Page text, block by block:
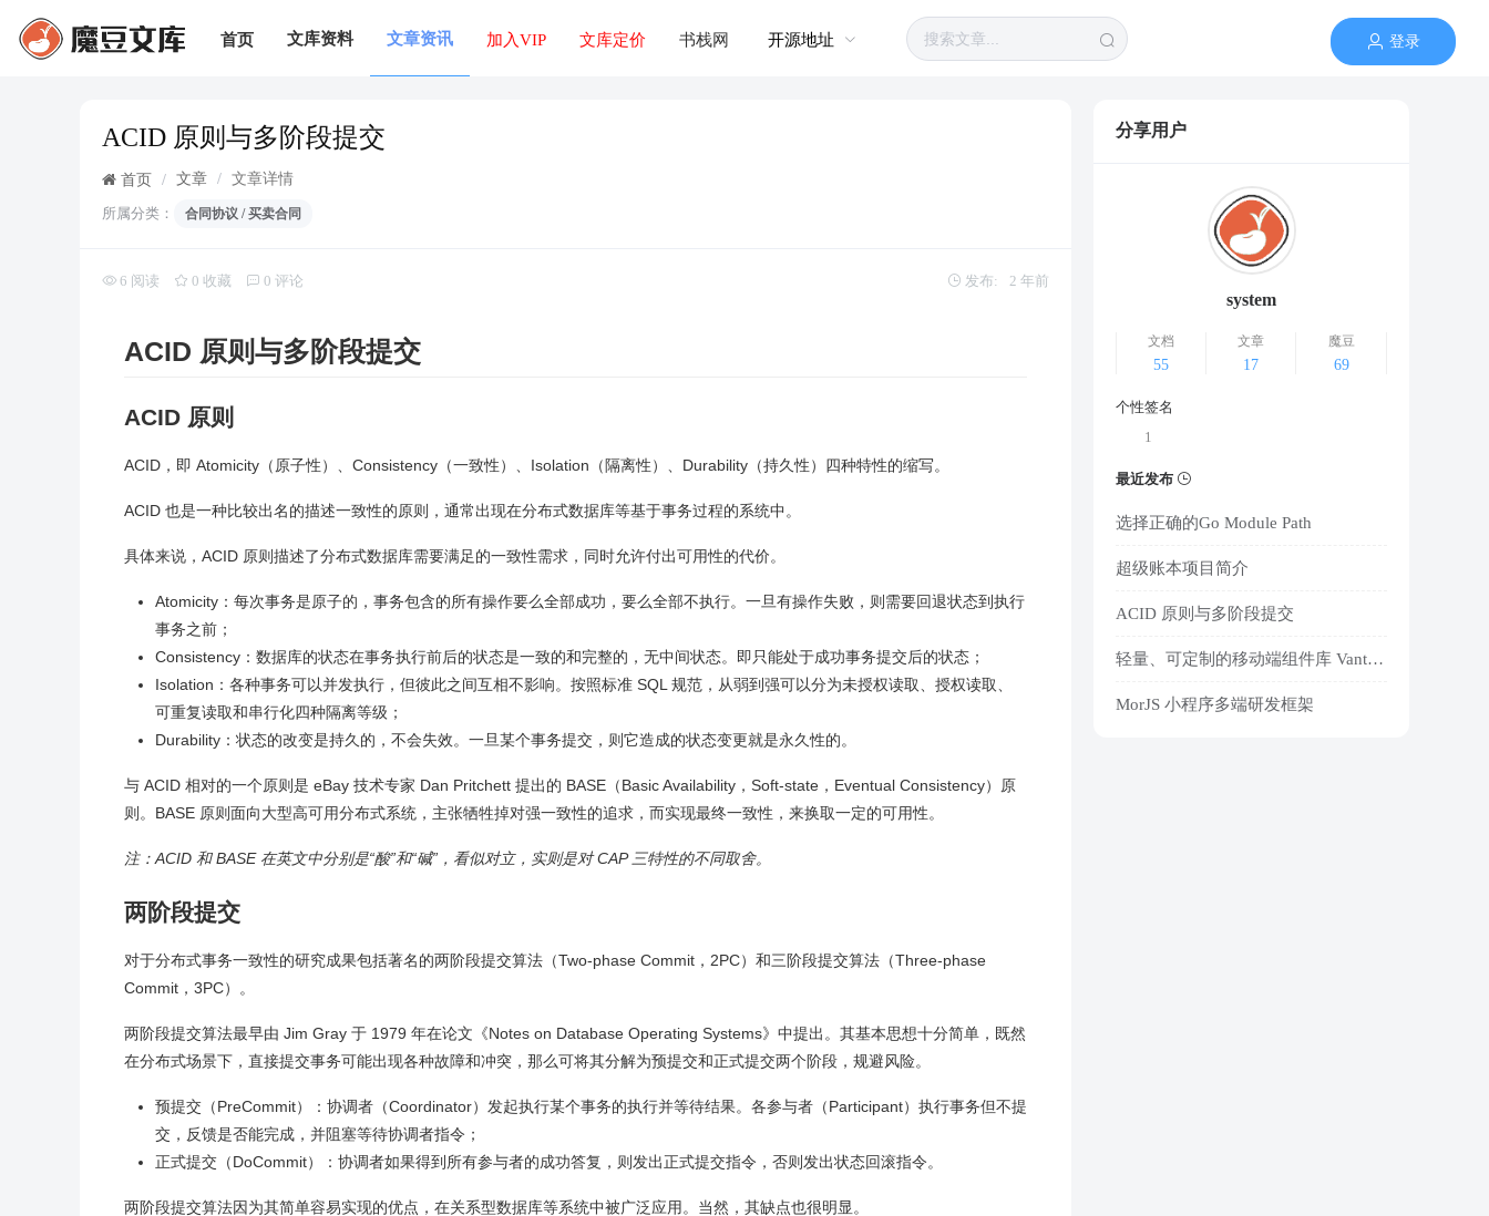
首页 文库资料 文章资讯 加入VIP 文库定价 书栈网 开源地址 登录
ACID 原则与多阶段提交
首页 / 文章 / 文章详情
所属分类： 合同协议 / 买卖合同
6 阅读 0 收藏 0 评论 发布: 2 年前
ACID 原则与多阶段提交
ACID 原则
ACID，即 Atomicity（原子性）、Consistency（一致性）、Isolation（隔离性）、Durability（持久性）四种特性的缩写。
ACID 也是一种比较出名的描述一致性的原则，通常出现在分布式数据库等基于事务过程的系统中。
具体来说，ACID 原则描述了分布式数据库需要满足的一致性需求，同时允许付出可用性的代价。
Atomicity：每次事务是原子的，事务包含的所有操作要么全部成功，要么全部不执行。一旦有操作失败，则需要回退状态到执行
事务之前；
Consistency：数据库的状态在事务执行前后的状态是一致的和完整的，无中间状态。即只能处于成功事务提交后的状态；
Isolation：各种事务可以并发执行，但彼此之间互相不影响。按照标准 SQL 规范，从弱到强可以分为未授权读取、授权读取、
可重复读取和串行化四种隔离等级；
Durability：状态的改变是持久的，不会失效。一旦某个事务提交，则它造成的状态变更就是永久性的。
与 ACID 相对的一个原则是 eBay 技术专家 Dan Pritchett 提出的 BASE（Basic Availability，Soft-state，Eventual Consistency）原
则。BASE 原则面向大型高可用分布式系统，主张牺牲掉对强一致性的追求，而实现最终一致性，来换取一定的可用性。
注：ACID 和 BASE 在英文中分别是“酸”和“碱”，看似对立，实则是对 CAP 三特性的不同取舍。
两阶段提交
对于分布式事务一致性的研究成果包括著名的两阶段提交算法（Two-phase Commit，2PC）和三阶段提交算法（Three-phase
Commit，3PC）。
两阶段提交算法最早由 Jim Gray 于 1979 年在论文《Notes on Database Operating Systems》中提出。其基本思想十分简单，既然
在分布式场景下，直接提交事务可能出现各种故障和冲突，那么可将其分解为预提交和正式提交两个阶段，规避风险。
预提交（PreCommit）：协调者（Coordinator）发起执行某个事务的执行并等待结果。各参与者（Participant）执行事务但不提
交，反馈是否能完成，并阻塞等待协调者指令；
正式提交（DoCommit）：协调者如果得到所有参与者的成功答复，则发出正式提交指令，否则发出状态回滚指令。
两阶段提交算法因为其简单容易实现的优点，在关系型数据库等系统中被广泛应用。当然，其缺点也很明显。
分享用户
system
文档
55
文章
17
魔豆
69
个性签名
1
最近发布
选择正确的Go Module Path
超级账本项目简介
ACID 原则与多阶段提交
轻量、可定制的移动端组件库 Vant v4.8.8 发布
MorJS 小程序多端研发框架